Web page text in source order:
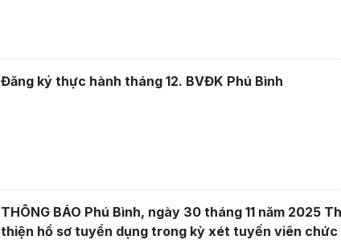
Đăng ký thực hành tháng 12. BVĐK Phú Bình
THÔNG BÁO Phú Bình, ngày 30 tháng 11 năm 2025
thiện hồ sơ tuyển dụng trong kỳ xét tuyến viên chức